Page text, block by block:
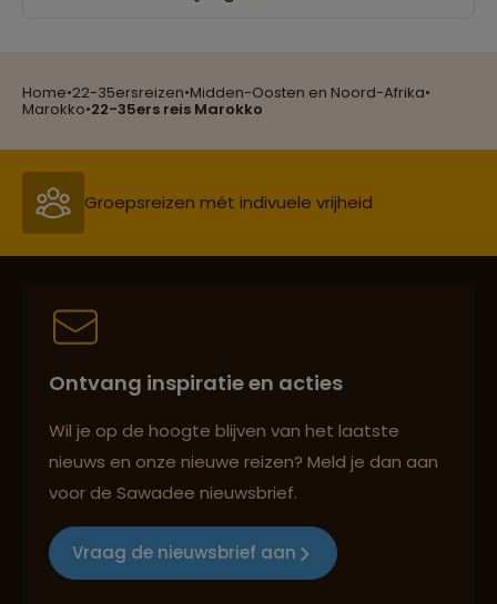
Home•22-35ersreizen•Midden-Oosten en Noord-Afrika•
Marokko•22-35ers reis Marokko
Reizen met oog voor mens, cultuur en milieu
Groepsreizen mét indivuele vrijheid
Persoonlijk en deskundig reisadvies
Reizen met oog voor mens, cultuur en milieu
Ontvang inspiratie en acties
Wil je op de hoogte blijven van het laatste
nieuws en onze nieuwe reizen? Meld je dan aan
voor de Sawadee nieuwsbrief.
Vraag de nieuwsbrief aan